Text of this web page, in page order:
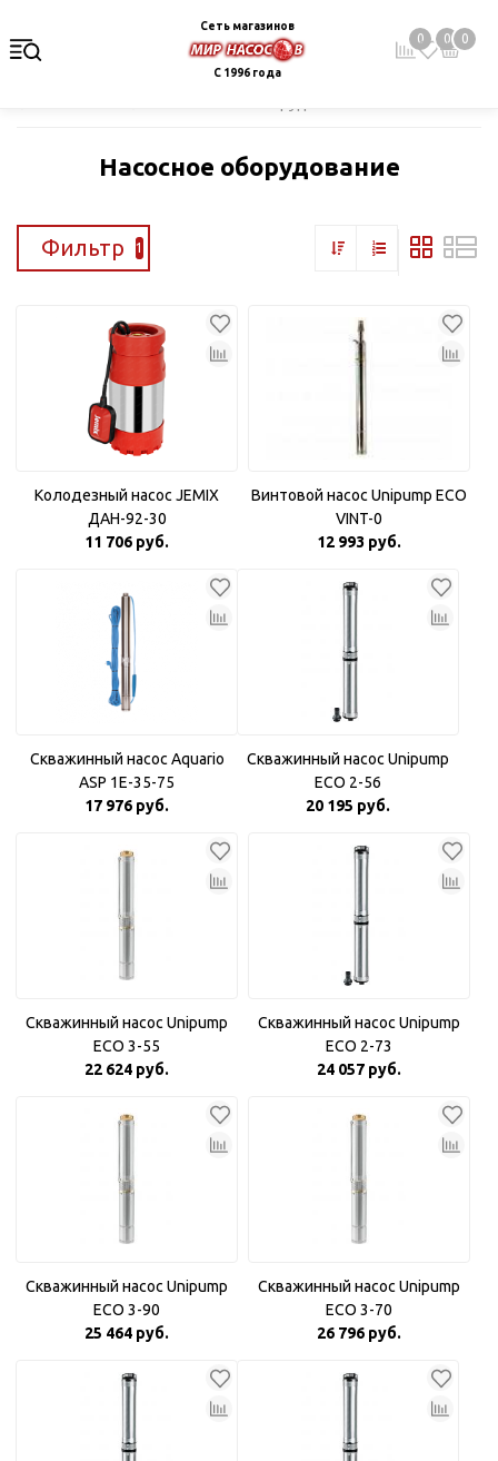
Сеть магазинов
С 1996 года
0 0 0
Насосное оборудование
Фильтр 1
Колодезный насос JEMIX
ДАН-92-30
11 706 руб.
Винтовой насос Unipump ECO
VINT-0
12 993 руб.
Скважинный насос Aquario
ASP 1E-35-75
17 976 руб.
Скважинный насос Unipump
ECO 2-56
20 195 руб.
Скважинный насос Unipump
ECO 3-55
22 624 руб.
Скважинный насос Unipump
ECO 2-73
24 057 руб.
Скважинный насос Unipump
ECO 3-90
25 464 руб.
Скважинный насос Unipump
ECO 3-70
26 796 руб.